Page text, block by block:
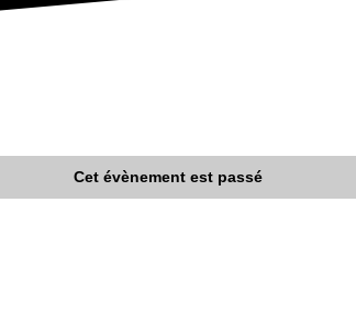
Cet évènement est passé